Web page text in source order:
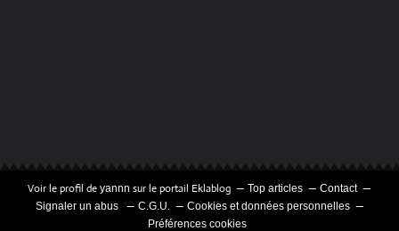
Voir le profil de yannn sur le portail Eklablog Top articles
Contact
Signaler un abus
C.G.U.
Cookies et données personnelles
Préférences cookies